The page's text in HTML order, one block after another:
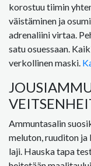
korostuu tiimin
väistäminen ja
adrenaliini virtaa.
satu osuessaan.
verkollinen maski.
Ammuntasalin
meluton, ruuditon
laji. Hauska tapa